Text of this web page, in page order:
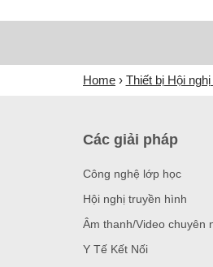
Home Thiết bị Hội
Các giải pháp
Công nghệ lớp học
Hội nghị truyền hình
Âm thanh/Video chuyên
Y Tế Kết Nối